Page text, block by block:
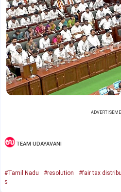
TEAM UDAYAVANI
#Tamil Nadu #resolution #fair tax
s